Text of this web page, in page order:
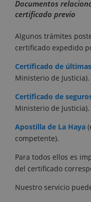
Documentos
certificado previo
Algunos trámites
certificado expedido
Certificado de
Ministerio de Justicia).
Certificado de
Ministerio de Justicia).
Apostilla de La Haya
competente).
Para todos ellos es
del certificado
Nuestro servicio